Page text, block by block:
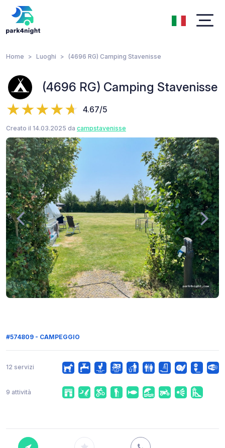
Home Luoghi (4696 RG) Camping Stavenisse
(4696 RG) Camping Stavenisse
4.67/5
Creato il 14.03.2025 da campstavenisse
#574809 - CAMPEGGIO
12 servizi
9 attività